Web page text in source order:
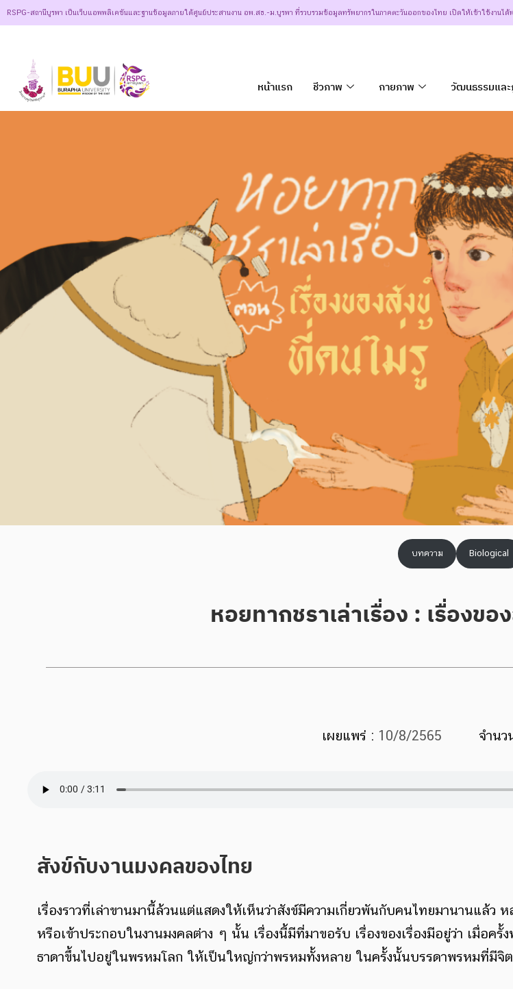
RSPG-สถานีบูรพา เป็นเว็บแอพพลิเคชันและฐานข้อมูลภายใต้ศูนย์ประสานงาน อพ.สธ.-ม.บูรพา ที่รวบรวมข้อมูลทรัพยากรในภาคตะวันออกของไทย เปิดให้เข้าใช้งานได้
หน้าแรก ชีวภาพ กายภาพ วัฒนธรรมแล
บทความ Biological
หอยทากชราเล่าเรื่อง : เรื่องข
เผยแพร่ : 10/8/2565 จำนว
สังข์กับงานมงคลของไทย
เรื่องราวที่เล่าขานมานี้ล้วนแต่แสดงให้เห็นว่าสังข์มีความเกี่ยวพันกับคนไทยมานานแล้ว
หรือเข้าประกอบในงานมงคลต่าง ๆ นั้น เรื่องนี้มีที่มาขอรับ เรื่องของเรื่องมีอยู่ว่า เมื่อค
ธาดาขึ้นไปอยู่ในพรหมโลก ให้เป็นใหญ่กว่าพรหมทั้งหลาย ในครั้งนั้นบรรดาพรหมที่มีจิต